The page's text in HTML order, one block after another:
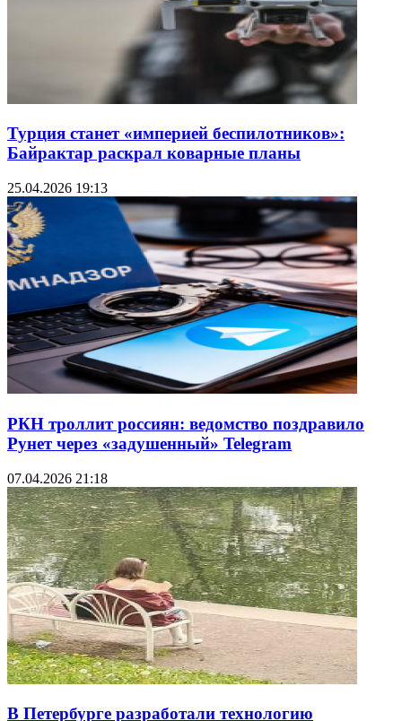
Турция станет «империей беспилотников»:
Байрактар раскрал коварные планы
25.04.2026 19:13
РКН троллит россиян: ведомство поздравило
Рунет через «задушенный» Telegram
07.04.2026 21:18
В Петербурге разработали технологию